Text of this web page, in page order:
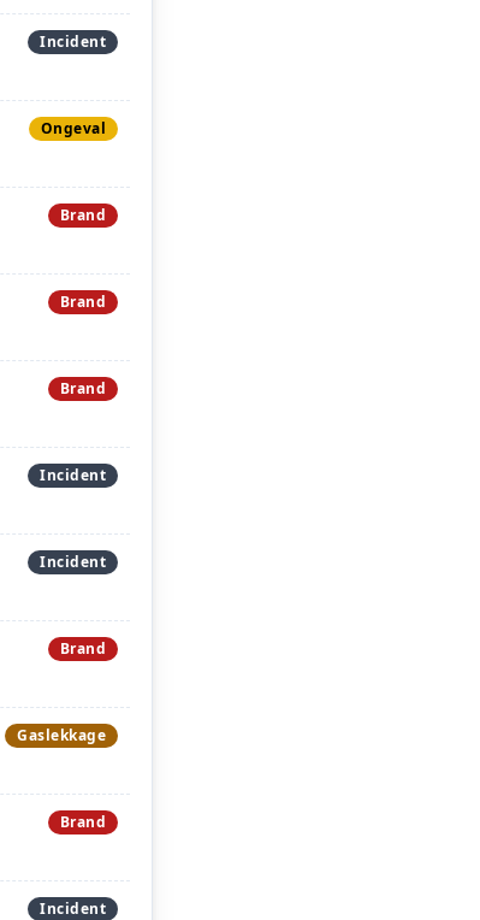
Incident
Ongeval
Brand
Brand
Brand
Incident
Incident
Brand
Gaslekkage
Brand
Incident